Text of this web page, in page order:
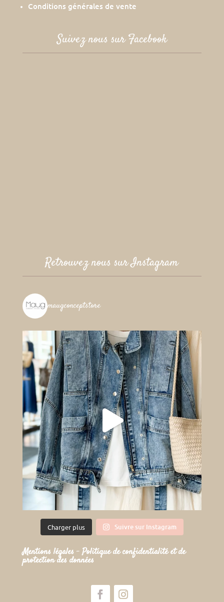
Conditions générales de vente
Suivez nous sur Facebook
Retrouvez nous sur Instagram
maugconceptstore
Charger plus Suivre sur Instagram
Mentions légales –Politique de confidentialité et de
protection des données